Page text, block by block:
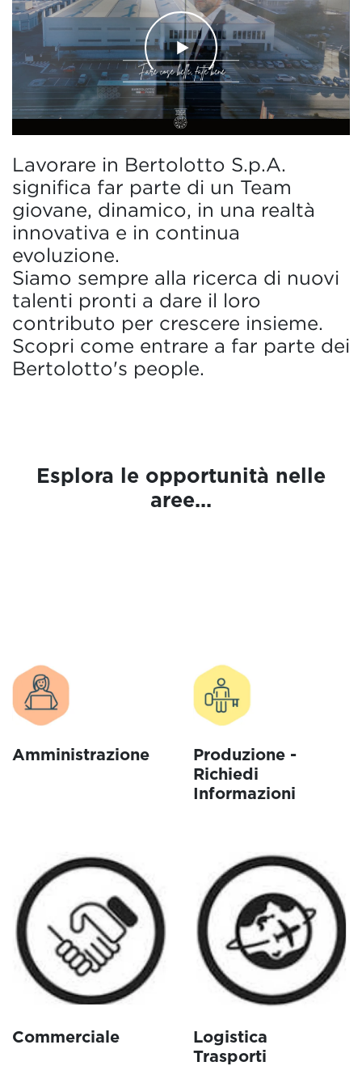
Lavorare in Bertolotto S.p.A.
significa far parte di un Team
giovane, dinamico, in una realtà
innovativa e in continua
evoluzione.
Siamo sempre alla ricerca di nuovi
talenti pronti a dare il loro
contributo per crescere insieme.
Scopri come entrare a far parte dei
Bertolotto's people.
Esplora le opportunità nelle
aree...
Amministrazione
Produzione -
Richiedi
Informazioni
Commerciale
Logistica
Trasporti